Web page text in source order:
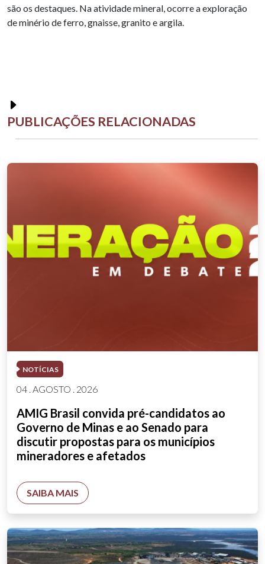
são os destaques. Na atividade mineral, ocorre a exploração
de minério de ferro, gnaisse, granito e argila.
PUBLICAÇÕES RELACIONADAS
NOTÍCIAS
04 . AGOSTO . 2026
AMIG Brasil convida pré-candidatos ao
Governo de Minas e ao Senado para
discutir propostas para os municípios
mineradores e afetados
SAIBA MAIS